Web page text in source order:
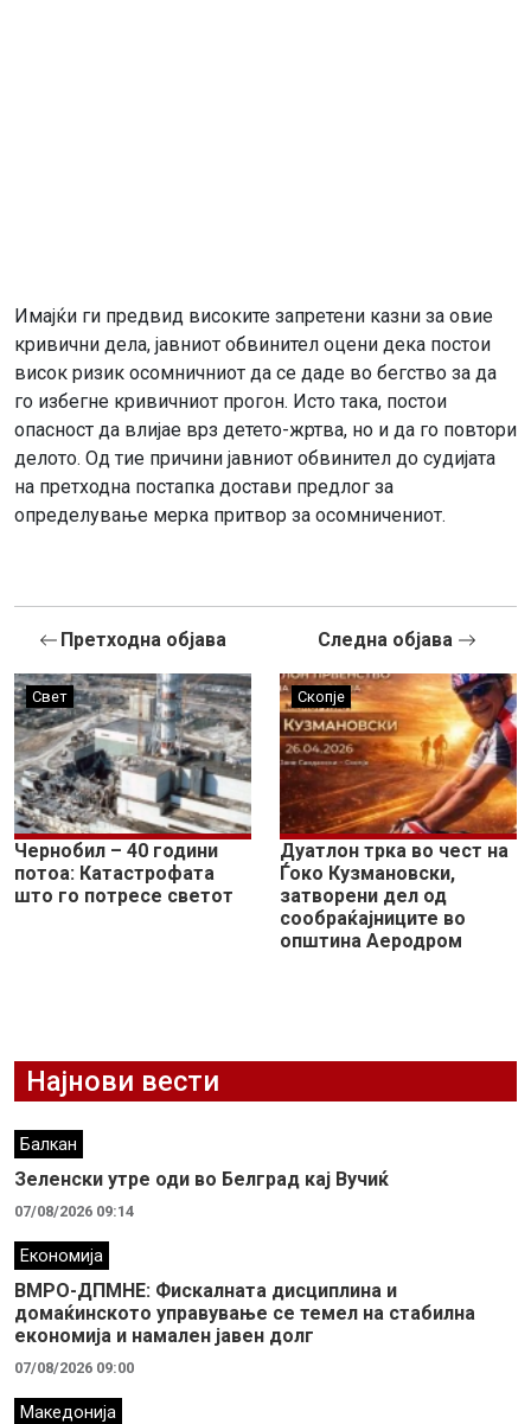
Имајќи ги предвид високите запретени казни за овие
кривични дела, јавниот обвинител оцени дека постои
висок ризик осомничниот да се даде во бегство за да
го избегне кривичниот прогон. Исто така, постои
опасност да влијае врз детето-жртва, но и да го повтори
делото. Од тие причини јавниот обвинител до судијата
на претходна постапка достави предлог за
определување мерка притвор за осомничениот.
Претходна објава
Свет
Чернобил – 40 години
потоа: Катастрофата
што го потресе светот
Следна објава
Скопје
Дуатлон трка во чест на
Ѓоко Кузмановски,
затворени дел од
сообраќајниците во
општина Аеродром
Најнови вести
Балкан
Зеленски утре оди во Белград кај Вучиќ
07/08/2026 09:14
Економија
ВМРО-ДПМНЕ: Фискалната дисциплина и
домаќинското управување се темел на стабилна
економија и намален јавен долг
07/08/2026 09:00
Македонија